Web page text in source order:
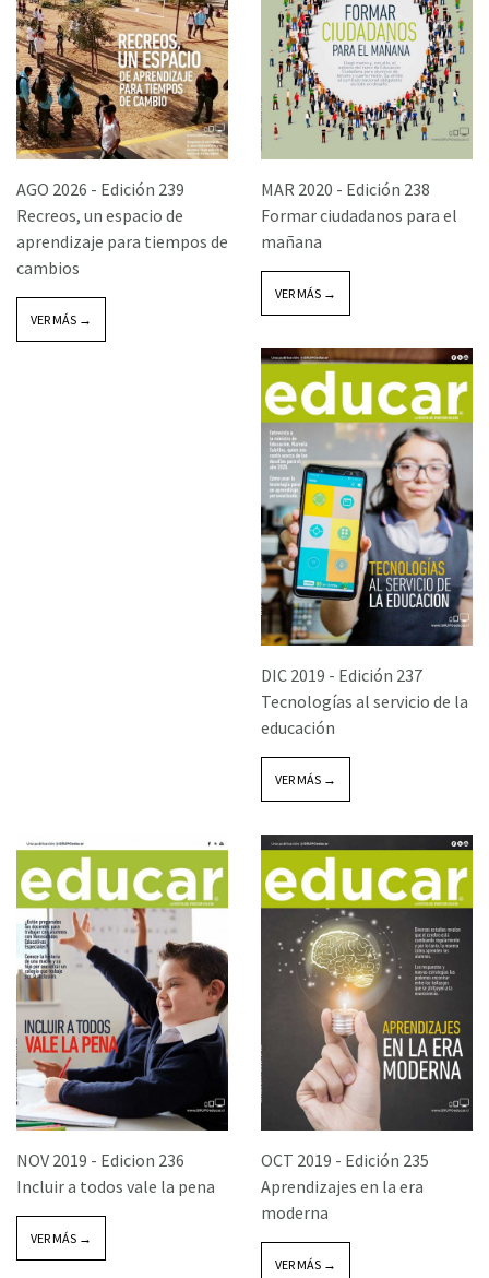
AGO 2026 - Edición 239
Recreos, un espacio de
aprendizaje para tiempos de
cambios
VER MÁS →
MAR 2020 - Edición 238
Formar ciudadanos para el
mañana
VER MÁS →
DIC 2019 - Edición 237
Tecnologías al servicio de la
educación
VER MÁS →
NOV 2019 - Edicion 236
Incluir a todos vale la pena
VER MÁS →
OCT 2019 - Edición 235
Aprendizajes en la era
moderna
VER MÁS →